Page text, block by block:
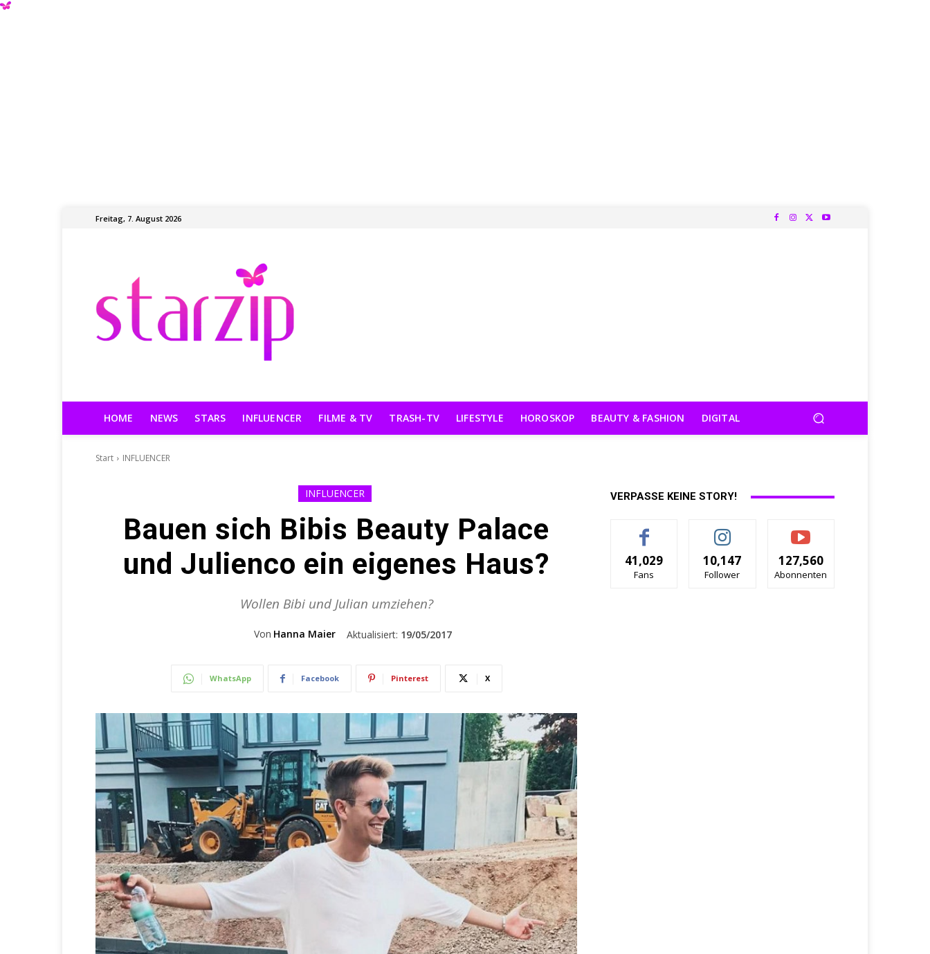
Freitag, 7. August 2026
HOME NEWS STARS INFLUENCER FILME & TV TRASH-TV LIFESTYLE HOROSKOP BEAUTY & FASHION DIGITAL
Start INFLUENCER
INFLUENCER
Bauen sich Bibis Beauty Palace
und Julienco ein eigenes Haus?
Wollen Bibi und Julian umziehen?
Von Hanna Maier Aktualisiert: 19/05/2017
WhatsApp Facebook Pinterest X
VERPASSE KEINE STORY!
41,029
Fans
10,147
Follower
127,560
Abonnenten